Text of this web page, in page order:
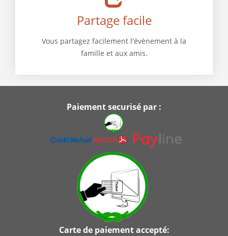
Partage facile
Vous partagez facilement l'évènement à la
famille et aux amis.
Paiement securisé par :
Carte de paiement accepté: